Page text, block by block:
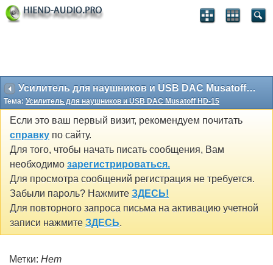
Усилитель для наушников и USB DAC Musatoff HD-15
Тема: Усилитель для наушников и USB DAC Musatoff HD-15
Если это ваш первый визит, рекомендуем почитать
справку по сайту.
Для того, чтобы начать писать сообщения, Вам
необходимо зарегистрироваться.
Для просмотра сообщений регистрация не требуется.
Забыли пароль? Нажмите ЗДЕСЬ!
Для повторного запроса письма на активацию учетной
записи нажмите ЗДЕСЬ.
Метки: Нет